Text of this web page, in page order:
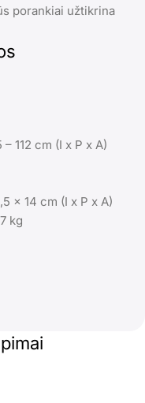
porankiai užtikrina
112 cm (I x P x A)
x 14 cm (I x P x A)
kg